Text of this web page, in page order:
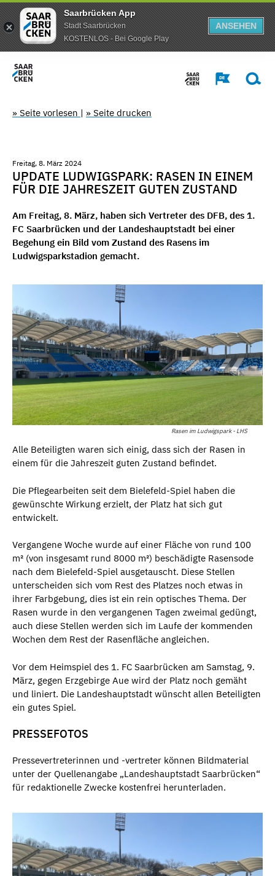
Saarbrücken App
Stadt Saarbrücken
KOSTENLOS - Bei Google Play
ANSEHEN
» Seite vorlesen | » Seite drucken
Freitag, 8. März 2024
UPDATE LUDWIGSPARK: RASEN IN EINEM
FÜR DIE JAHRESZEIT GUTEN ZUSTAND
Am Freitag, 8. März, haben sich Vertreter des DFB, des 1.
FC Saarbrücken und der Landeshauptstadt bei einer
Begehung ein Bild vom Zustand des Rasens im
Ludwigsparkstadion gemacht.
Rasen im Ludwigspark - LHS
Alle Beteiligten waren sich einig, dass sich der Rasen in
einem für die Jahreszeit guten Zustand befindet.
Die Pflegearbeiten seit dem Bielefeld-Spiel haben die
gewünschte Wirkung erzielt, der Platz hat sich gut
entwickelt.
Vergangene Woche wurde auf einer Fläche von rund 100
m² (von insgesamt rund 8000 m²) beschädigte Rasensode
nach dem Bielefeld-Spiel ausgetauscht. Diese Stellen
unterscheiden sich vom Rest des Platzes noch etwas in
ihrer Farbgebung, dies ist ein rein optisches Thema. Der
Rasen wurde in den vergangenen Tagen zweimal gedüngt,
auch diese Stellen werden sich im Laufe der kommenden
Wochen dem Rest der Rasenfläche angleichen.
Vor dem Heimspiel des 1. FC Saarbrücken am Samstag, 9.
März, gegen Erzgebirge Aue wird der Platz noch gemäht
und liniert. Die Landeshauptstadt wünscht allen Beteiligten
ein gutes Spiel.
PRESSEFOTOS
Pressevertreterinnen und -vertreter können Bildmaterial
unter der Quellenangabe „Landeshauptstadt Saarbrücken“
für redaktionelle Zwecke kostenfrei herunterladen.